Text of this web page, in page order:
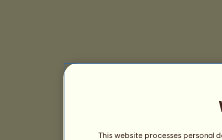
This website processes personal